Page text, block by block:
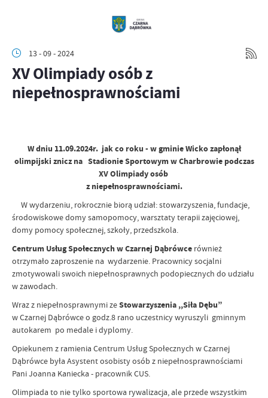
13 - 09 - 2024
XV Olimpiady osób z
niepełnosprawnościami
W dniu 11.09.2024r. jak co roku - w gminie Wicko zapłonął
olimpijski znicz na Stadionie Sportowym w Charbrowie podczas
XV Olimpiady osób
z niepełnosprawnościami.
W wydarzeniu, rokrocznie biorą udział: stowarzyszenia, fundacje,
środowiskowe domy samopomocy, warsztaty terapii zajęciowej,
domy pomocy społecznej, szkoły, przedszkola.
Centrum Usług Społecznych w Czarnej Dąbrówce również
otrzymało zaproszenie na wydarzenie. Pracownicy socjalni
zmotywowali swoich niepełnosprawnych podopiecznych do udziału
w zawodach.
Wraz z niepełnosprawnymi zeStowarzyszenia ,,Siła Dębu”
w Czarnej Dąbrówce o godz.8 rano uczestnicy wyruszyli gminnym
autokarem po medale i dyplomy.
Opiekunem z ramienia Centrum Usług Społecznych w Czarnej
Dąbrówce była Asystent osobisty osób z niepełnosprawnościami
Pani Joanna Kaniecka - pracownik CUS.
Olimpiada to nie tylko sportowa rywalizacja, ale przede wszystkim